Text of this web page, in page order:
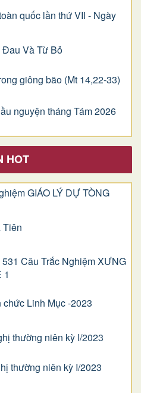
quốc lần thứ VII - Ngày
Ðau Và Từ Bỏ
giông bão (Mt 14,22-33)
nguyện tháng Tám 2026
HOT
GIÁO LÝ DỰ TÒNG
Tiên
Câu Trắc Nghiệm XƯNG
1
Linh Mục -2023
thường niên kỳ I/2023
thường niên kỳ I/2023